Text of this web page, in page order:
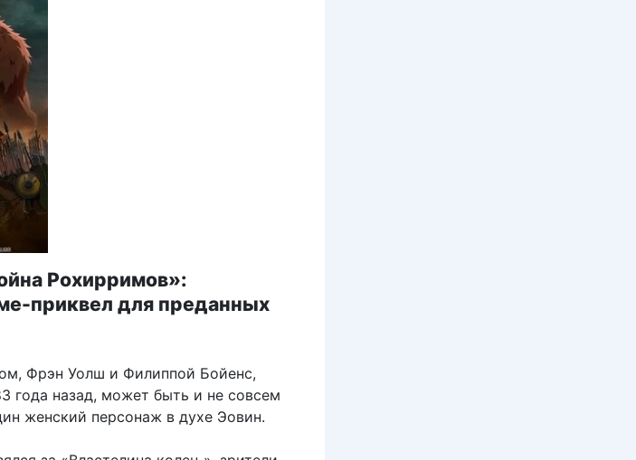
Рохирримов»:
приквел для преданных
Фрэн Уолш и Филиппой Бойенс,
назад, может быть и не совсем
женский персонаж в духе Эовин.